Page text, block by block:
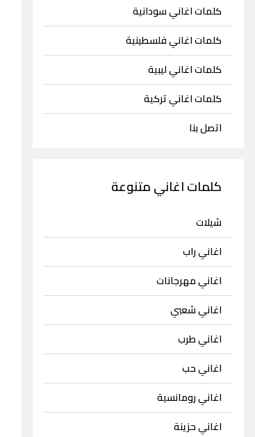
كلمات اغاني سودانية
كلمات اغاني فلسطينية
كلمات اغاني ليبية
كلمات اغاني تركية
اتصل بنا
كلمات اغاني متنوعة
شيلات
اغاني راب
اغاني مهرجانات
اغاني شعبي
اغاني طرب
اغاني حب
اغاني رومانسية
اغاني حزينة